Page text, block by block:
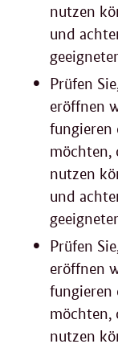
nutzen
und
Prüfen
eröffnen
fungieren
möchten,
nutzen
und
Prüfen
eröffnen
fungieren
möchten,
nutzen